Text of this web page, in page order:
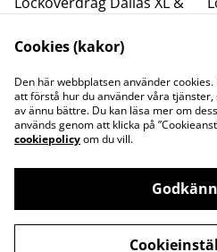
Orion Ø 230 cm
3 495,00 kr
Integritetspolicy
Cookies (kakor)
Den här webbplatsen använder
att förstå hur du använder våra
av ännu bättre. Du kan läsa mer om
används genom att klicka på
cookiepolicyom du vill.